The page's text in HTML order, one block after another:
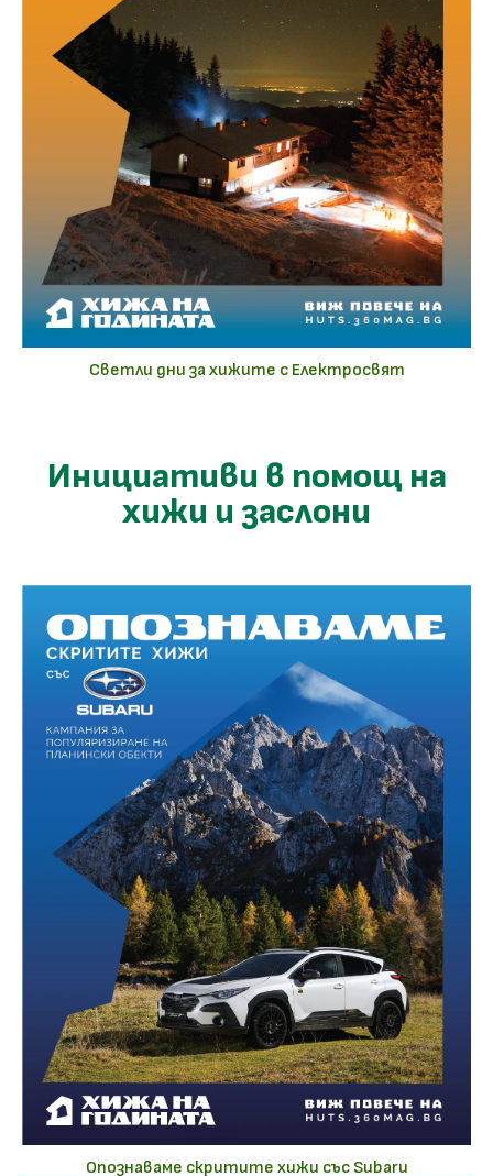
Светли дни за хижите с Електросвят
Инициативи в помощ на
хижи и заслони​
Опознаваме скритите хижи със Subaru